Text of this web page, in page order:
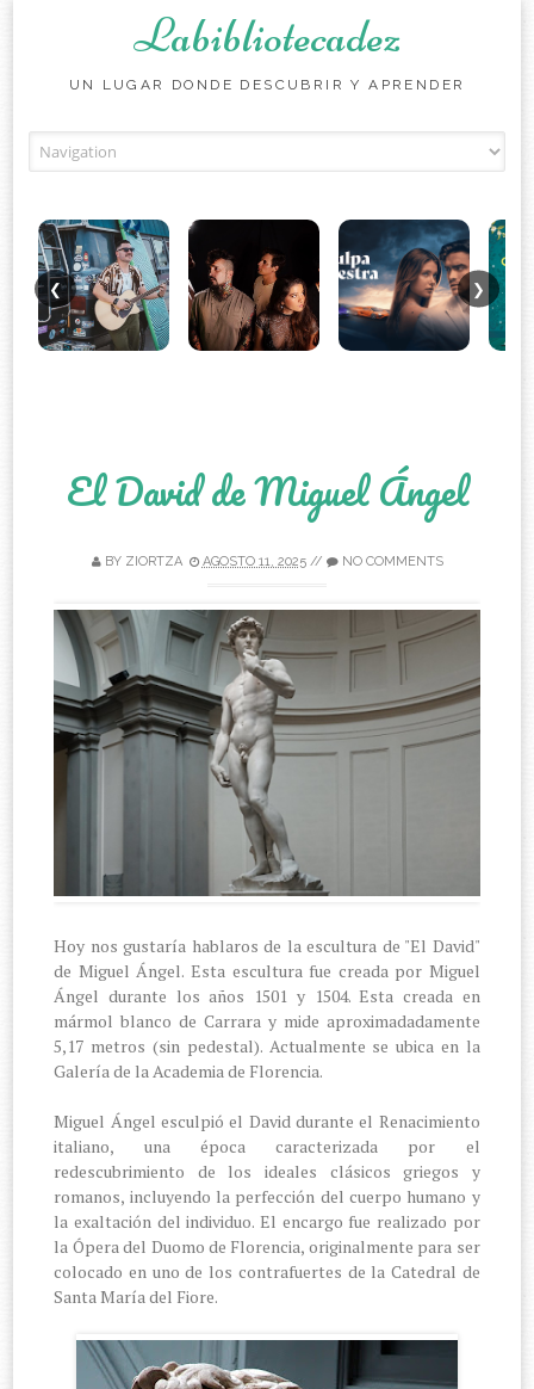
Labibliotecadez
UN LUGAR DONDE DESCUBRIR Y APRENDER
❮ ❯
El David de Miguel Ángel
BY ZIORTZA AGOSTO 11, 2025// NO COMMENTS
Hoy nos gustaría hablaros de la escultura de "El David"
de Miguel Ángel. Esta escultura fue creada por Miguel
Ángel durante los años 1501 y 1504. Esta creada en
mármol blanco de Carrara y mide aproximadadamente
5,17 metros (sin pedestal). Actualmente se ubica en la
Galería de la Academia de Florencia.
Miguel Ángel esculpió el David durante el Renacimiento
italiano, una época caracterizada por el
redescubrimiento de los ideales clásicos griegos y
romanos, incluyendo la perfección del cuerpo humano y
la exaltación del individuo. El encargo fue realizado por
la Ópera del Duomo de Florencia, originalmente para ser
colocado en uno de los contrafuertes de la Catedral de
Santa María del Fiore.